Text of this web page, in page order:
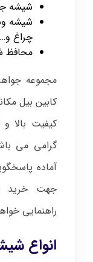
شیشه
شیشه
چراغ
محافظ
مجموعه
کابین بیل
کیفیت بالا
گرامی می
آماده
جهت خرید
راهنمایی
انواع